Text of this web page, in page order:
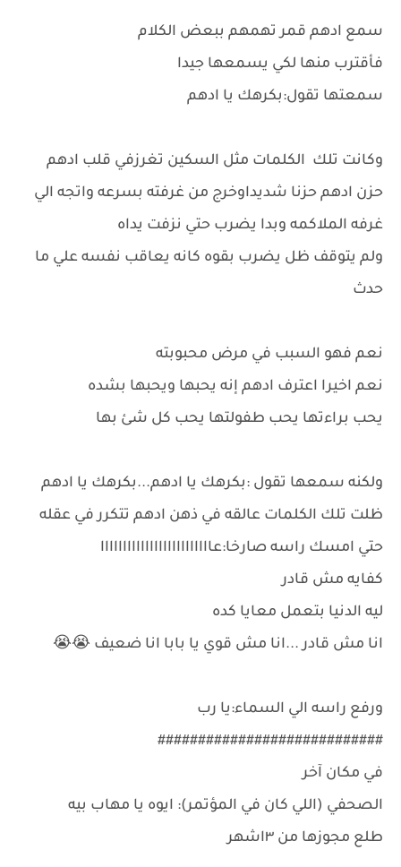
سمع ادهم قمر تهمهم ببعض الكلام
فأقترب منها لكي يسمعها جيدا
سمعتها تقول:بكرهك يا ادهم
وكانت تلك الكلمات مثل السكين تغرزفي قلب ادهم
حزن ادهم حزنا شديداوخرج من غرفته بسرعه واتجه الي
غرفه الملاكمه وبدا يضرب حتي نزفت يداه
ولم يتوقف ظل يضرب بقوه كانه يعاقب نفسه علي ما
حدث
نعم فهو السبب في مرض محبوبته
نعم اخيرا اعترف ادهم إنه يحبها ويحبها بشده
يحب براءتها يحب طفولتها يحب كل شئ بها
ولكنه سمعها تقول :بكرهك يا ادهم...بكرهك يا ادهم
ظلت تلك الكلمات عالقه في ذهن ادهم تتكرر في عقله
حتي امسك راسه صارخا:عااااااااااااااااااااااااا
كفايه مش قادر
ليه الدنيا بتعمل معايا كده
انا مش قادر ...انا مش قوي يا بابا انا ضعيف 😭😭
ورفع راسه الي السماء:يا رب
############################
في مكان آخر
الصحفي (اللي كان في المؤتمر): ايوه يا مهاب بيه
طلع مجوزها من ٣اشهر